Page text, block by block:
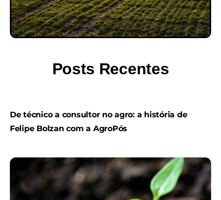
Posts Recentes
De técnico a consultor no agro: a história de
Felipe Bolzan com a AgroPós